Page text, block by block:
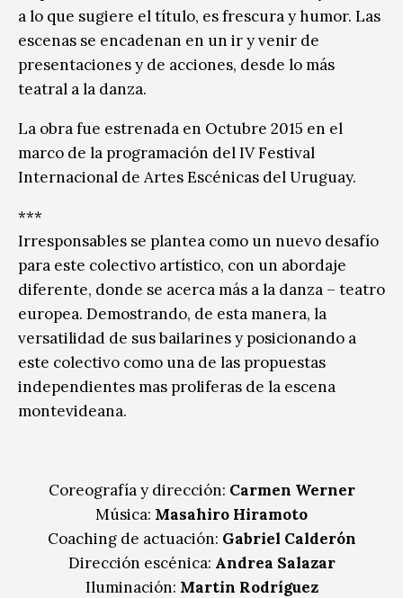
a lo que sugiere el título, es frescura y humor. Las
escenas se encadenan en un ir y venir de
presentaciones y de acciones, desde lo más
teatral a la danza.
La obra fue estrenada en Octubre 2015 en el
marco de la programación del IV Festival
Internacional de Artes Escénicas del Uruguay.
***
Irresponsables se plantea como un nuevo desafío
para este colectivo artístico, con un abordaje
diferente, donde se acerca más a la danza – teatro
europea. Demostrando, de esta manera, la
versatilidad de sus bailarines y posicionando a
este colectivo como una de las propuestas
independientes mas proliferas de la escena
montevideana.
Coreografía y dirección: Carmen Werner
Música: Masahiro Hiramoto
Coaching de actuación: Gabriel Calderón
Dirección escénica: Andrea Salazar
Iluminación: Martin Rodríguez